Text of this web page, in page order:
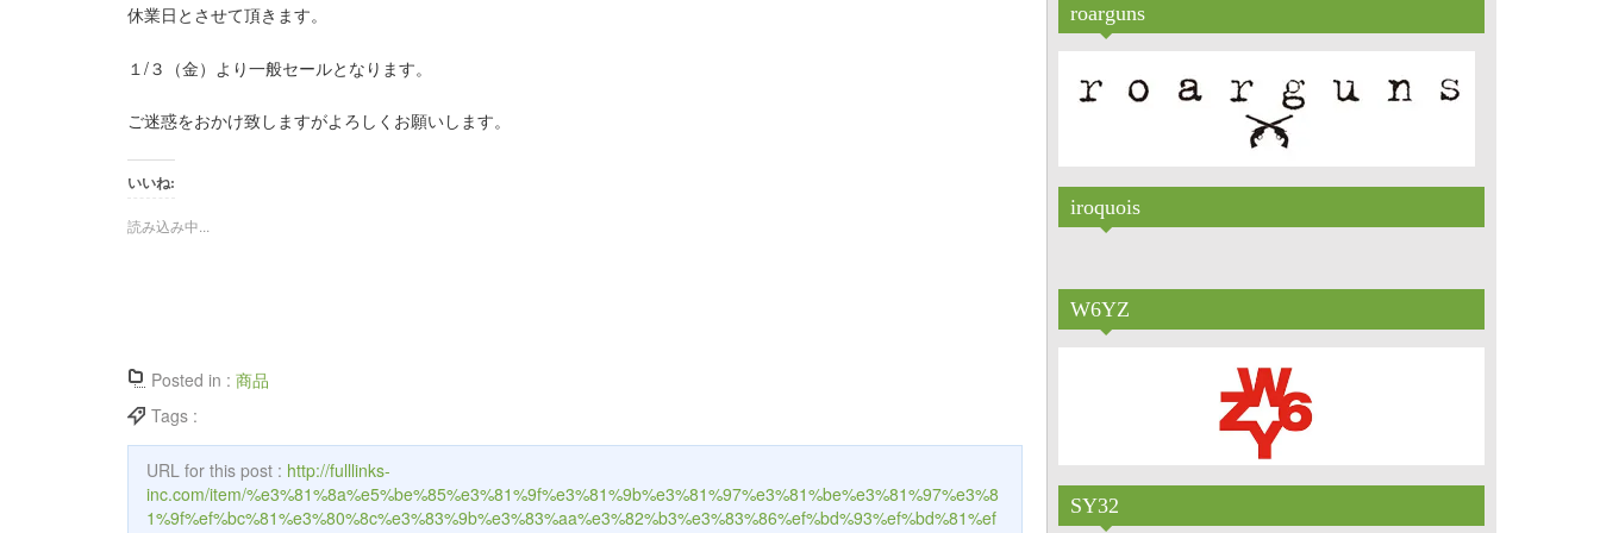
休業日とさせて頂きます。
１/３（金）より一般セールとなります。
ご迷惑をおかけ致しますがよろしくお願いします。
いいね:
読み込み中...
Posted in : 商品
Tags :
URL for this post : http://fulllinks-
inc.com/item/%e3%81%8a%e5%be%85%e3%81%9f%e3%81%9b%e3%81%97%e3%81%be%e3%81%97%e3%8
1%9f%ef%bc%81%e3%80%8c%e3%83%9b%e3%83%aa%e3%82%b3%e3%83%86%ef%bd%93%ef%bd%81%ef
roarguns
iroquois
W6YZ
SY32